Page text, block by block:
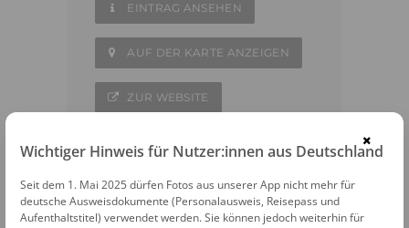
EINTRAG ANSEHEN
AUF DER KARTE ANZEIGEN
ZUR WEBSITE
WEITERE FOTOAUTOMATEN IN DER
×
Wichtiger Hinweis für Nutzer:innen aus Deutschland
Seit dem 1. Mai 2025 dürfen Fotos aus unserer App nicht mehr für
deutsche Ausweisdokumente (Personalausweis, Reisepass und
Aufenthaltstitel) verwendet werden. Sie können jedoch weiterhin für